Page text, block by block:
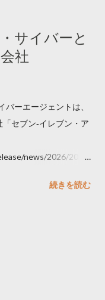
サイバーと
社
バーエージェントは、
セブン‐イレブン・ア
news/2026/2026
続きを読む